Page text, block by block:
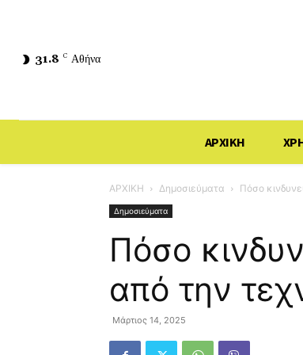
31.8 C Αθήνα
ΑΡΧΙΚΗ
ΑΡΧΙΚΗ Δημοσιεύματα Πόσο
Δημοσιεύματα
Πόσο
από την
Μάρτιος 14, 2025